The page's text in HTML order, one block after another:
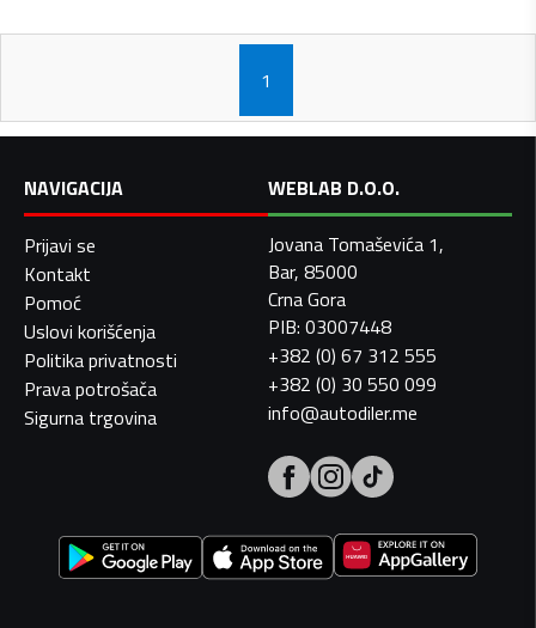
1
NAVIGACIJA
Prijavi se
Kontakt
Pomoć
Uslovi korišćenja
Politika privatnosti
Prava potrošača
Sigurna trgovina
WEBLAB D.O.O.
Jovana Tomaševića 1,
Bar, 85000
Crna Gora
PIB: 03007448
+382 (0) 67 312 555
+382 (0) 30 550 099
info@autodiler.me